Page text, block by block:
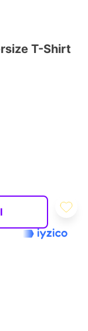
T-Shirt